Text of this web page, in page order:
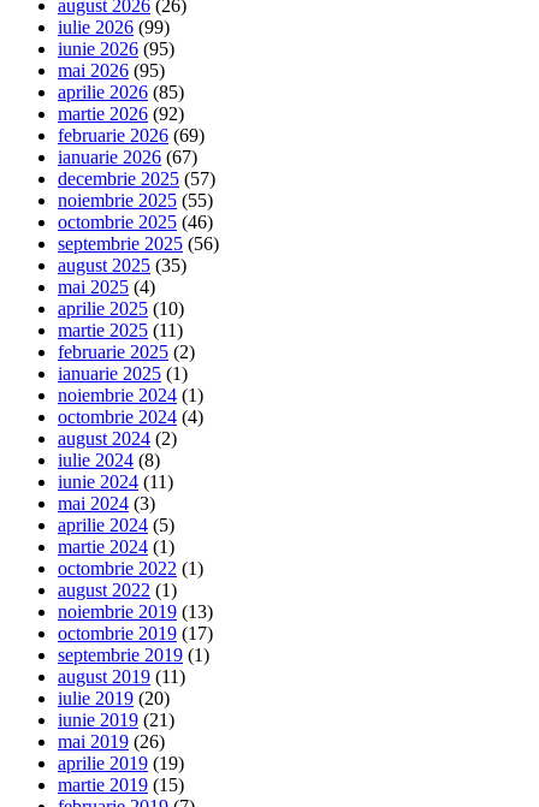
august 2026 (26)
iulie 2026 (99)
iunie 2026 (95)
mai 2026 (95)
aprilie 2026 (85)
martie 2026 (92)
februarie 2026 (69)
ianuarie 2026 (67)
decembrie 2025 (57)
noiembrie 2025 (55)
octombrie 2025 (46)
septembrie 2025 (56)
august 2025 (35)
mai 2025 (4)
aprilie 2025 (10)
martie 2025 (11)
februarie 2025 (2)
ianuarie 2025 (1)
noiembrie 2024 (1)
octombrie 2024 (4)
august 2024 (2)
iulie 2024 (8)
iunie 2024 (11)
mai 2024 (3)
aprilie 2024 (5)
martie 2024 (1)
octombrie 2022 (1)
august 2022 (1)
noiembrie 2019 (13)
octombrie 2019 (17)
septembrie 2019 (1)
august 2019 (11)
iulie 2019 (20)
iunie 2019 (21)
mai 2019 (26)
aprilie 2019 (19)
martie 2019 (15)